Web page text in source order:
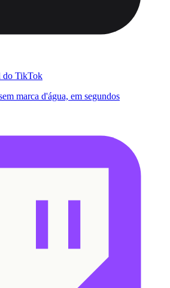
do TikTok
marca d'água, em segundos